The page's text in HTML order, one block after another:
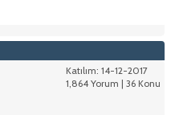
Katılım: 14-12-2017
1,864 Yorum | 36 Konu